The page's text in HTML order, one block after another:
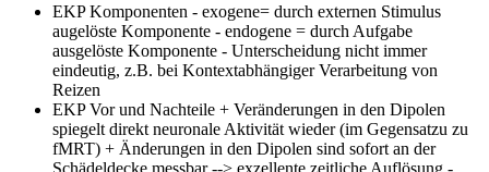
EKP Komponenten - exogene= durch externen Stimulus
augelöste Komponente - endogene = durch Aufgabe
ausgelöste Komponente - Unterscheidung nicht immer
eindeutig, z.B. bei Kontextabhängiger Verarbeitung von
Reizen
EKP Vor und Nachteile + Veränderungen in den Dipolen
spiegelt direkt neuronale Aktivität wieder (im Gegensatzu zu
fMRT) + Änderungen in den Dipolen sind sofort an der
Schädeldecke messbar --> exzellente zeitliche Auflösung -